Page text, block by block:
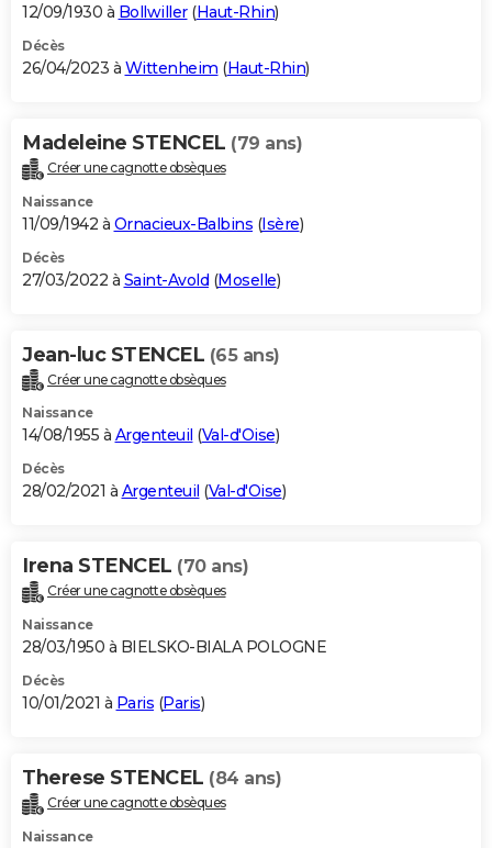
12/09/1930 à Bollwiller(Haut-Rhin)
Décès
26/04/2023 à Wittenheim (Haut-Rhin)
Madeleine STENCEL (79 ans)
Créer une cagnotte obsèques
Naissance
11/09/1942 à Ornacieux-Balbins (Isère)
Décès
27/03/2022 à Saint-Avold (Moselle)
Jean-luc STENCEL (65 ans)
Créer une cagnotte obsèques
Naissance
14/08/1955 à Argenteuil (Val-d'Oise)
Décès
28/02/2021 à Argenteuil (Val-d'Oise)
Irena STENCEL (70 ans)
Créer une cagnotte obsèques
Naissance
28/03/1950 à BIELSKO-BIALA POLOGNE
Décès
10/01/2021 à Paris (Paris)
Therese STENCEL (84 ans)
Créer une cagnotte obsèques
Naissance